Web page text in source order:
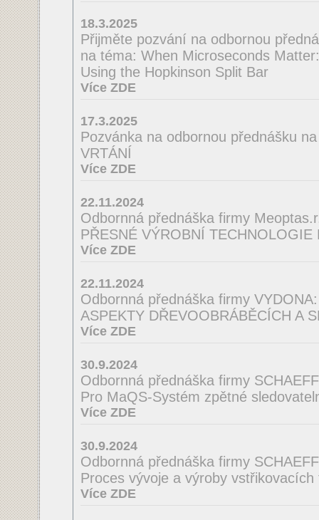
18.3.2025
Přijměte pozvání na odbornou
na téma: When Microseconds
Using the Hopkinson Split Bar
Více ZDE
17.3.2025
Pozvánka na odbornou přednášku
VRTÁNÍ
Více ZDE
22.11.2024
Odbornná přednáška firmy
PŘESNÉ VÝROBNÍ
Více ZDE
22.11.2024
Odbornná přednáška firmy VYDONA:
ASPEKTY DŘEVOOBRÁBĚCÍCH A
Více ZDE
30.9.2024
Odbornná přednáška firmy
Pro MaQS-Systém zpětné
Více ZDE
30.9.2024
Odbornná přednáška firmy
Proces vývoje a výroby vstřikovacích
Více ZDE